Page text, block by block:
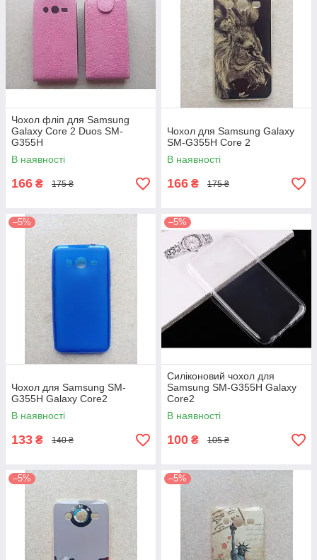
Чохол фліп для Samsung
Galaxy Core 2 Duos SM-
G355H
В наявності
166 ₴ 175 ₴
Чохол для Samsung Galaxy
SM-G355H Core 2
В наявності
166 ₴ 175 ₴
–5%
Чохол для Samsung SM-
G355H Galaxy Core2
В наявності
133 ₴ 140 ₴
–5%
Силіконовий чохол для
Samsung SM-G355H Galaxy
Core2
В наявності
100 ₴ 105 ₴
–5% –5%